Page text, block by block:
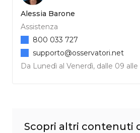
Alessia Barone
Assistenza
Da Lunedì al Venerdì, dalle 09 alle
800 033 727
supporto@osservatori.net
Scopri altri contenuti